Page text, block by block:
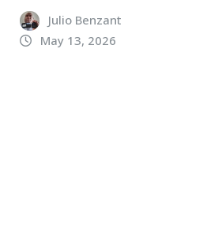
Julio Benzant
May 13, 2026